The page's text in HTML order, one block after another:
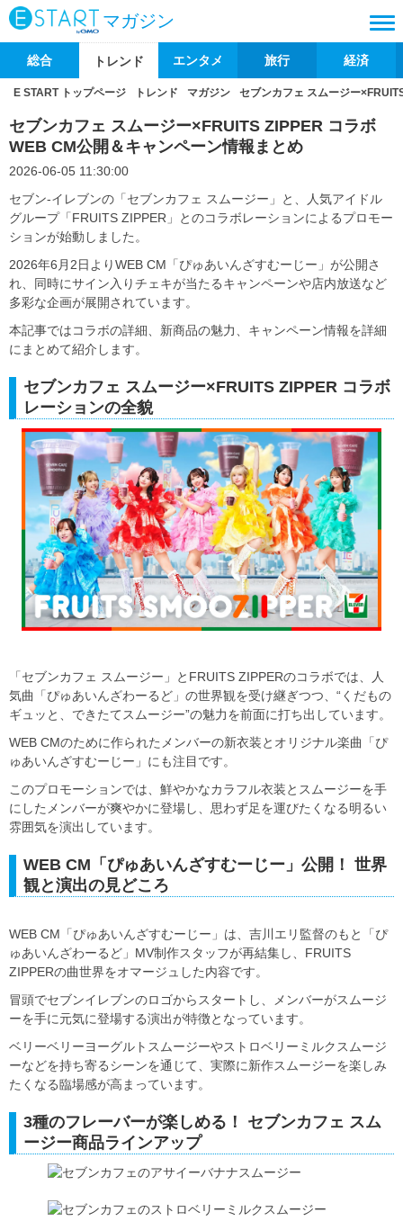
マガジン
総合 トレンド エンタメ 旅行 経済
E START トップページ トレンド マガジン セブンカフェ スムージー
セブンカフェ スムージー×FRUITS ZIPPER コラボ
WEB CM公開＆キャンペーン情報まとめ
2026-06-05 11:30:00
セブン‐イレブンの「セブンカフェ スムージー」と、人気アイドル
グループ「FRUITS ZIPPER」とのコラボレーションによるプロモー
ションが始動しました。
2026年6月2日よりWEB CM「ぴゅあいんざすむーじー」が公開さ
れ、同時にサイン入りチェキが当たるキャンペーンや店内放送など
多彩な企画が展開されています。
本記事ではコラボの詳細、新商品の魅力、キャンペーン情報を詳細
にまとめて紹介します。
セブンカフェ スムージー×FRUITS ZIPPER コラボ
レーションの全貌
「セブンカフェ スムージー」とFRUITS ZIPPERのコラボでは、人
気曲「ぴゅあいんざわーるど」の世界観を受け継ぎつつ、“くだもの
ギュッと、できたてスムージー”の魅力を前面に打ち出しています。
WEB CMのために作られたメンバーの新衣装とオリジナル楽曲「ぴ
ゅあいんざすむーじー」にも注目です。
このプロモーションでは、鮮やかなカラフル衣装とスムージーを手
にしたメンバーが爽やかに登場し、思わず足を運びたくなる明るい
雰囲気を演出しています。
WEB CM「ぴゅあいんざすむーじー」公開！ 世界
観と演出の見どころ
WEB CM「ぴゅあいんざすむーじー」は、吉川エリ監督のもと「ぴ
ゅあいんざわーるど」MV制作スタッフが再結集し、FRUITS
ZIPPERの曲世界をオマージュした内容です。
冒頭でセブンイレブンのロゴからスタートし、メンバーがスムージ
ーを手に元気に登場する演出が特徴となっています。
ベリーベリーヨーグルトスムージーやストロベリーミルクスムージ
ーなどを持ち寄るシーンを通じて、実際に新作スムージーを楽しみ
たくなる臨場感が高まっています。
3種のフレーバーが楽しめる！ セブンカフェ スム
ージー商品ラインアップ